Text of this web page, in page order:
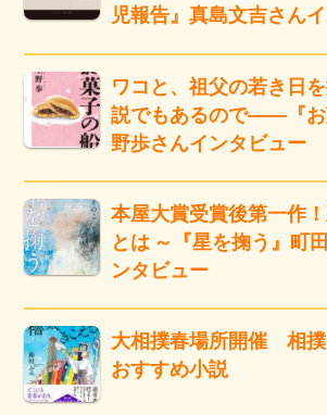
児報告』真島文吉さん
ワコと、祖父の若き日
説でもあるので――『お
野歩さんインタビュー
本屋大賞受賞後第一作
とは ～『星を掬う』町
ンタビュー
大相撲春場所開催 相
おすすめ小説